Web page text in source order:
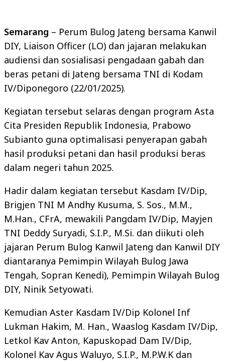
Semarang – Perum Bulog Jateng bersama Kanwil
DIY, Liaison Officer (LO) dan jajaran melakukan
audiensi dan sosialisasi pengadaan gabah dan
beras petani di Jateng bersama TNI di Kodam
IV/Diponegoro (22/01/2025).
Kegiatan tersebut selaras dengan program Asta
Cita Presiden Republik Indonesia, Prabowo
Subianto guna optimalisasi penyerapan gabah
hasil produksi petani dan hasil produksi beras
dalam negeri tahun 2025.
Hadir dalam kegiatan tersebut Kasdam IV/Dip,
Brigjen TNI M Andhy Kusuma, S. Sos., M.M.,
M.Han., CFrA, mewakili Pangdam IV/Dip, Mayjen
TNI Deddy Suryadi, S.I.P., M.Si. dan diikuti oleh
jajaran Perum Bulog Kanwil Jateng dan Kanwil DIY
diantaranya Pemimpin Wilayah Bulog Jawa
Tengah, Sopran Kenedi), Pemimpin Wilayah Bulog
DIY, Ninik Setyowati.
Kemudian Aster Kasdam IV/Dip Kolonel Inf
Lukman Hakim, M. Han., Waaslog Kasdam IV/Dip,
Letkol Kav Anton, Kapuskopad Dam IV/Dip,
Kolonel Kav Agus Waluyo, S.I.P., M.P.W.K dan